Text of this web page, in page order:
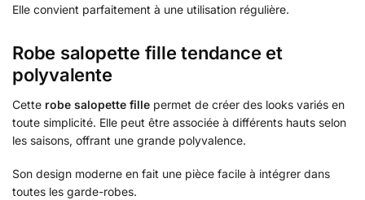
Elle convient parfaitement à une utilisation régulière.
Robe salopette fille tendance et
polyvalente
Cette robe salopette fille permet de créer des looks variés en
toute simplicité. Elle peut être associée à différents hauts selon
les saisons, offrant une grande polyvalence.
Son design moderne en fait une pièce facile à intégrer dans
toutes les garde-robes.